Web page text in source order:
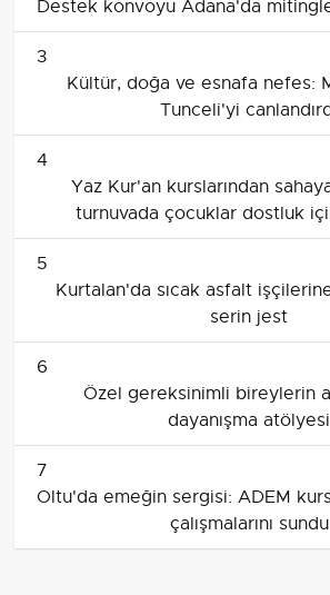
Destek konvoyu Adana'da mitingle
3
Kültür, doğa ve esnafa nefes:
Tunceli'yi
4
Yaz Kur'an kurslarından
turnuvada çocuklar dostluk
5
Kurtalan'da sıcak asfalt
serin jest
6
Özel gereksinimli bireylerin
dayanışma atölyesi
7
Oltu'da emeğin sergisi: ADEM
çalışmalarını sundu